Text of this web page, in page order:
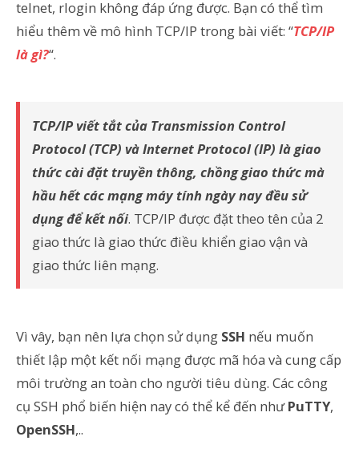
telnet, rlogin không đáp ứng được. Bạn có thể tìm
hiểu thêm về mô hình TCP/IP trong bài viết: “TCP/IP
là gì?“.
TCP/IP viết tắt của Transmission Control
Protocol (TCP) và Internet Protocol (IP) là giao
thức cài đặt truyền thông, chồng giao thức mà
hầu hết các mạng máy tính ngày nay đều sử
dụng để kết nối. TCP/IP được đặt theo tên của 2
giao thức là giao thức điều khiển giao vận và
giao thức liên mạng.
Vì vây, bạn nên lựa chọn sử dụng SSH nếu muốn
thiết lập một kết nối mạng được mã hóa và cung cấp
môi trường an toàn cho người tiêu dùng. Các công
cụ SSH phổ biến hiện nay có thể kể đến nhưPuTTY,
OpenSSH,..